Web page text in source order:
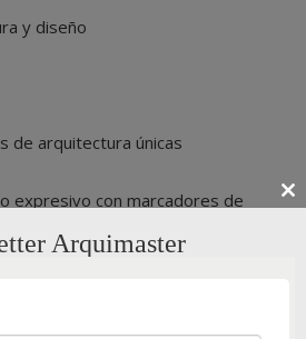
Arquimaster